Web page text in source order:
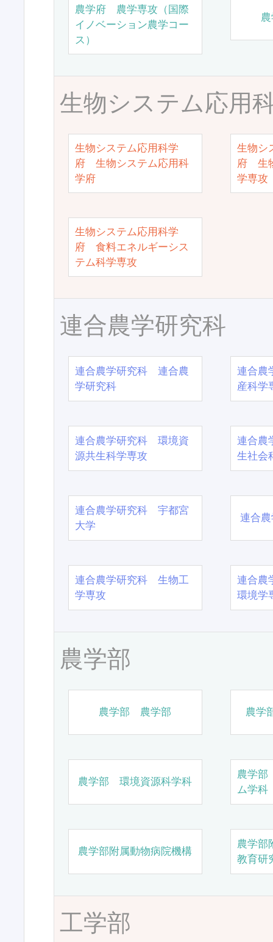
農学府 農学専攻（国際
イノベーション農学コー
ス）
生物システム応用
生物システム応用科学
府 生物システム応用科
学府
生物シ
府 生
学専攻
生物システム応用科学
府 食料エネルギーシス
テム科学専攻
連合農学研究科
連合農学研究科 連合農
学研究科
連合農
産科学
連合農学研究科 環境資
源共生科学専攻
連合農
生社会
連合農学研究科 宇都宮
大学
連合
連合農学研究科 生物工
学専攻
連合農
環境学
農学部
農学部 農学部 農学
農学部 環境資源科学科
農学
ム学科
農学部附属動物病院機構
農学部
教育研
工学部